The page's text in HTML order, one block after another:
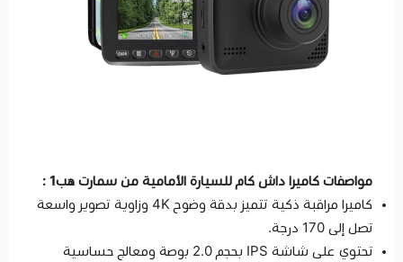
مواصفات كاميرا داش كام للسيارة الأمامية من سمارت هب1 :
كاميرا مراقبة ذكية تتميز بدقة وضوح 4K وزاوية تصوير واسعة
تصل إلى 170 درجة.
تحتوي على شاشة IPS بحجم 2.0 بوصة ومعالج حساسية